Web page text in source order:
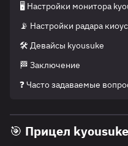
🖥️ Настройки монитора
📡 Настройки радара
🛠️ Девайсы kyousuke
🏁 Заключение
❓ Часто задаваемые
🎯 Прицел kyousuke